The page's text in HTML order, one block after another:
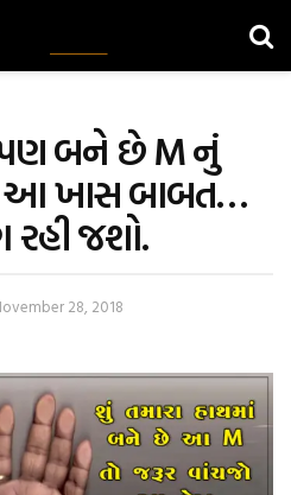
પણ બને છે M નું
આ ખાસ બાબત…
રહી જશો.
28, 2018